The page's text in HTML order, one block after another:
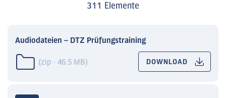
311 Elemente
Audiodateien – DTZ Prüfungstraining
(zip · 46.5 MB) DOWNLOAD